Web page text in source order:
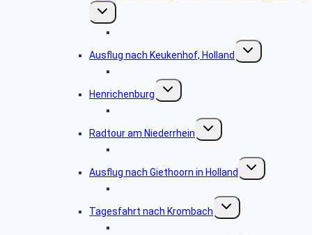
Untermenü
umschalten
Ausflug nach Keukenhof, Holland
Untermenü
umschalten
Henrichenburg
Untermenü
umschalten
Radtour am Niederrhein
Untermenü
umschalten
Ausflug nach Giethoorn in Holland
Untermenü
umschalten
Tagesfahrt nach Krombach
Untermenü
umschalten